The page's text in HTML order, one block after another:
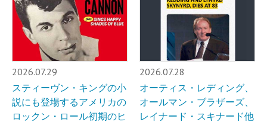
2026.07.29
スティーヴン・キングの小
説にも登場するアメリカの
ロックン・ロール初期のヒ
2026.07.28
オーティス・レディング、
オールマン・ブラザーズ、
レイナード・スキナード他